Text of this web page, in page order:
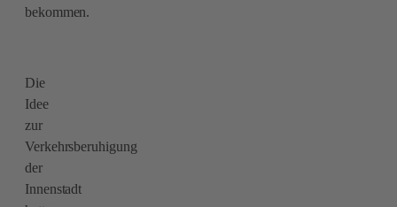
bekommen.
Die
Idee
zur
Verkehrsberuhigung
der
Innenstadt